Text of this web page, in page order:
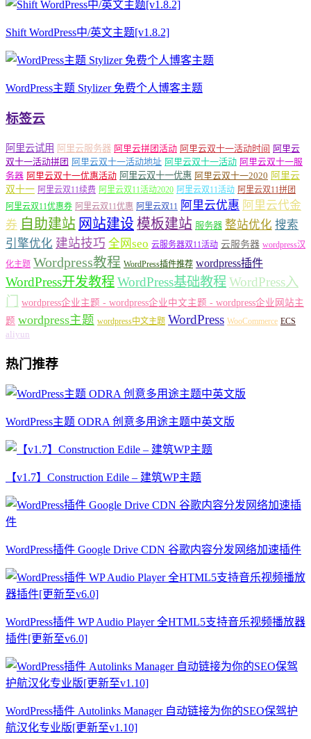
Shift WordPress中/英文主题[v1.8.2]
WordPress主题 Stylizer 免费个人博客主题
标签云
阿里云试用 阿里云服务器 阿里云拼团活动 阿里云双十一活动时间 阿里云
双十一活动拼团 阿里云双十一活动地址 阿里云双十一活动 阿里云双十一服
务器 阿里云双十一优惠活动 阿里云双十一优惠 阿里云双十一2020 阿里云
双十一 阿里云双11续费 阿里云双11活动2020 阿里云双11活动 阿里云双11拼团
阿里云双11优惠券 阿里云双11优惠 阿里云双11 阿里云优惠 阿里云代金
券 自助建站 网站建设 模板建站 服务器 整站优化 搜索
引擎优化 建站技巧 全网seo 云服务器双11活动 云服务器 wordpress汉
化主题 Wordpress教程 WordPress插件推荐 wordpress插件
WordPress开发教程WordPress基础教程WordPress入
门
wordpress企业主题 - wordpress企业中文主题 - wordpress企业网站主
题 wordpress主题 wordpress中文主题 WordPress WooCommerce ECS
aliyun
热门推荐
WordPress主题 ODRA 创意多用途主题中英文版
【v1.7】Construction Edile – 建筑WP主题
WordPress插件 Google Drive CDN 谷歌内容分发网络加速插件
WordPress插件 WP Audio Player 全HTML5支持音乐视频播放器
插件[更新至v6.0]
WordPress插件 Autolinks Manager 自动链接为你的SEO保驾护
航汉化专业版[更新至v1.10]